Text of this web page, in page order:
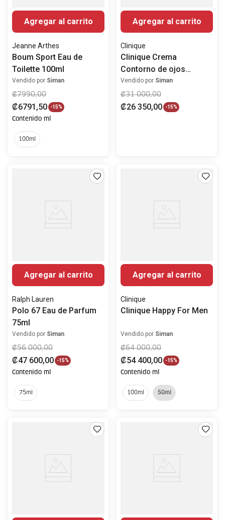
Agregar al carrito
Jeanne Arthes
Boum Sport Eau de
Toilette 100ml
Vendido por Siman
₡7990,00
₡6791 ,50 -15%
Contenido ml
100ml
Agregar al carrito
Clinique
Clinique Crema
Contorno de ojos
Clinique For Men
™Antiedad
Vendido por Siman
₡31 000,00
₡26 350,00 -15%
Agregar al carrito
Ralph Lauren
Polo 67 Eau de Parfum
75ml
Vendido por Siman
₡56 000,00
₡47 600,00 -15%
Contenido ml
75ml
Agregar al carrito
Clinique
Clinique Happy For Men
Vendido por Siman
₡64 000,00
₡54 400,00 -15%
Contenido ml
100ml 50ml